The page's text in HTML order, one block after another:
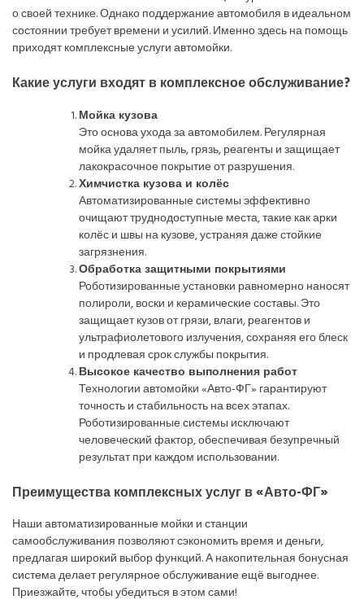
о своей технике. Однако поддержание автомобиля в идеальном
состоянии требует времени и усилий. Именно здесь на помощь
приходят комплексные услуги автомойки.
Какие услуги входят в комплексное обслуживание?
Мойка кузова
Это основа ухода за автомобилем. Регулярная
мойка удаляет пыль, грязь, реагенты и защищает
лакокрасочное покрытие от разрушения.
Химчистка кузова и колёс
Автоматизированные системы эффективно
очищают труднодоступные места, такие как арки
колёс и швы на кузове, устраняя даже стойкие
загрязнения.
Обработка защитными покрытиями
Роботизированные установки равномерно наносят
полироли, воски и керамические составы. Это
защищает кузов от грязи, влаги, реагентов и
ультрафиолетового излучения, сохраняя его блеск
и продлевая срок службы покрытия.
Высокое качество выполнения работ
Технологии автомойки «Авто-ФГ» гарантируют
точность и стабильность на всех этапах.
Роботизированные системы исключают
человеческий фактор, обеспечивая безупречный
результат при каждом использовании.
Преимущества комплексных услуг в «Авто-ФГ»
Наши автоматизированные мойки и станции
самообслуживания позволяют сэкономить время и деньги,
предлагая широкий выбор функций. А накопительная бонусная
система делает регулярное обслуживание ещё выгоднее.
Приезжайте, чтобы убедиться в этом сами!